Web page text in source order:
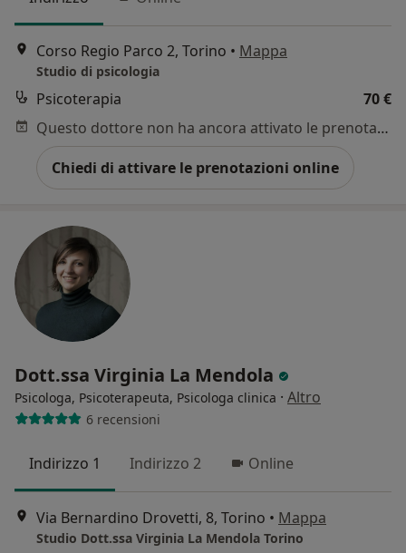
Corso Regio Parco 2, Torino • Mappa
Studio di psicologia
Psicoterapia
70 €
Questo dottore non ha ancora attivato le prenotazioni online presso questo indirizzo.
Chiedi di attivare le prenotazioni online
Dott.ssa Virginia La Mendola
Psicologa, Psicoterapeuta, Psicologa clinica · Altro
6 recensioni
Indirizzo 1 Indirizzo 2 Online
Via Bernardino Drovetti, 8, Torino • Mappa
Studio Dott.ssa Virginia La Mendola Torino